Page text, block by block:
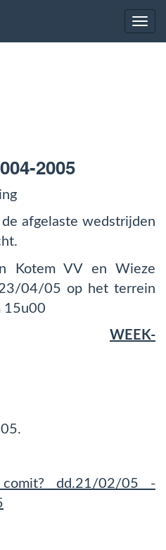
2005
afgelaste wedstrijden
Kotem VV en Wieze
04/05 op het terrein
15u00
WEEK-
comit? dd.21/02/05 -